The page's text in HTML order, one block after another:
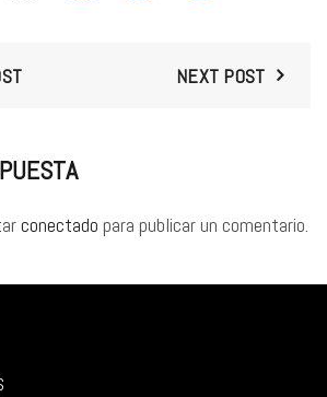
NEXT POST
conectado para publicar un comentario.